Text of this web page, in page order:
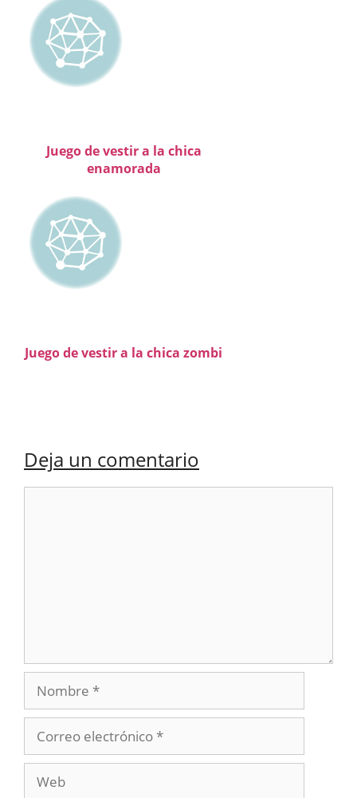
Juego de vestir a la chica
enamorada
Juego de vestir a la chica zombi
Deja un comentario
Nombre
electrónico